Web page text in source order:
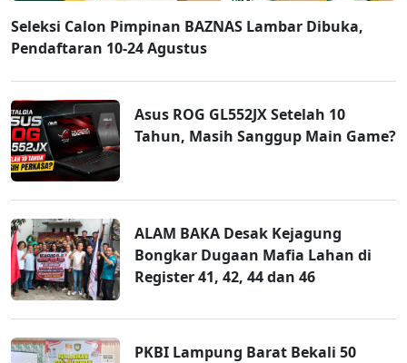
Seleksi Calon Pimpinan BAZNAS Lambar Dibuka,
Pendaftaran 10-24 Agustus
Asus ROG GL552JX Setelah 10
Tahun, Masih Sanggup Main Game?
ALAM BAKA Desak Kejagung
Bongkar Dugaan Mafia Lahan di
Register 41, 42, 44 dan 46
PKBI Lampung Barat Bekali 50